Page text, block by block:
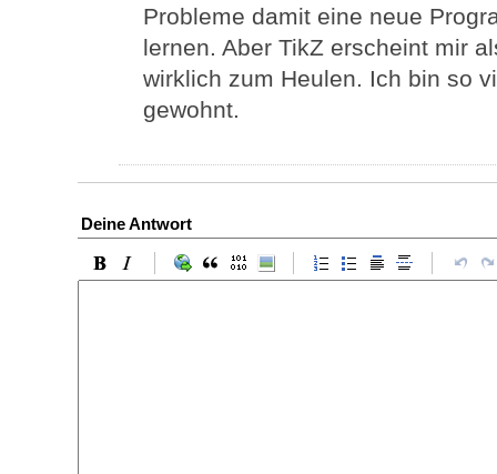
Probleme damit eine neue
lernen. Aber TikZ erscheint mir
wirklich zum Heulen. Ich bin so
gewohnt.
Deine Antwort